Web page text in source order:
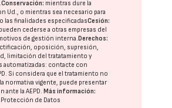
Conservación: mientras dure la
Ud., o mientras sea necesario para
las finalidades especificadasCesión:
cederse a otras empresas del
de gestión interna. Derechos:
oposición, supresión,
limitación del tratatamiento y
automatizadas: contacte con
. Si considera que el tratamiento no
normativa vigente, puede presentar
ante laAEPD. Más información:
de Datos